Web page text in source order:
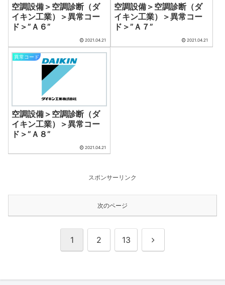
空調設備＞空調診断（ダ
イキン工業）＞異常コー
ド＞”Ａ６”
2021.04.21
空調設備＞空調診断（ダ
イキン工業）＞異常コー
ド＞”Ａ７”
2021.04.21
異常コード
空調設備＞空調診断（ダ
イキン工業）＞異常コー
ド＞”Ａ８”
2021.04.21
スポンサーリンク
次のページ
1 2 13 次